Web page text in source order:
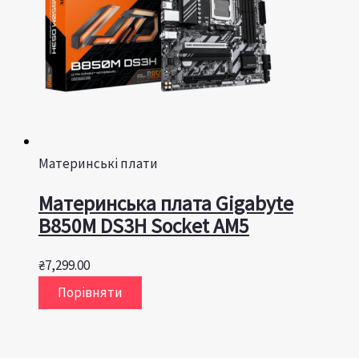
Материнські плати
Материнська плата Gigabyte
B850M DS3H Socket AM5
₴7,299.00
Порівняти